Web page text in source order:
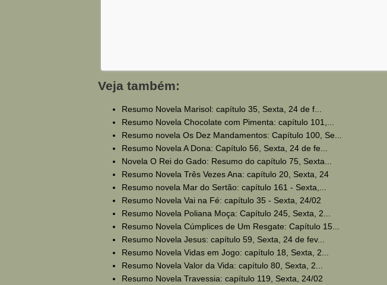
Veja também:
Resumo Novela Marisol: capítulo 35, Sexta, 24 de f...
Resumo Novela Chocolate com Pimenta: capítulo 101,...
Resumo novela Os Dez Mandamentos: Capítulo 100, Se...
Resumo Novela A Dona: Capítulo 56, Sexta, 24 de fe...
Novela O Rei do Gado: Resumo do capítulo 75, Sexta...
Resumo Novela Três Vezes Ana: capítulo 20, Sexta, 24
Resumo novela Mar do Sertão: capítulo 161 - Sexta,...
Resumo Novela Vai na Fé: capítulo 35 - Sexta, 24/02
Resumo Novela Poliana Moça: Capítulo 245, Sexta, 2...
Resumo Novela Cúmplices de Um Resgate: Capítulo 15...
Resumo Novela Jesus: capítulo 59, Sexta, 24 de fev...
Resumo Novela Vidas em Jogo: capítulo 18, Sexta, 2...
Resumo Novela Valor da Vida: capítulo 80, Sexta, 2...
Resumo Novela Travessia: capítulo 119, Sexta, 24/02